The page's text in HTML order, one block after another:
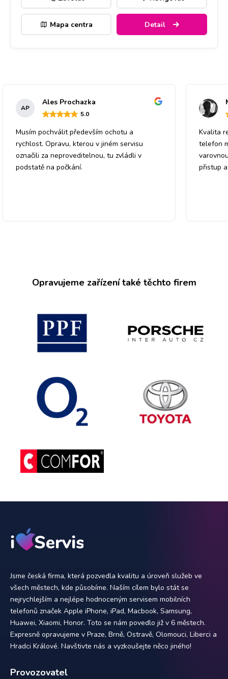
Mapa centra Detail
AP
Ales Prochazka
5.0
Musím pochválit především ochotu a
rychlost. Opravu, kterou v jiném servisu
označili za neproveditelnou, tu zvládli v
podstatě na počkání.
Kvalita
telefon
přistup
Opravujeme zařízení také těchto firem
Jsme česká firma, která pozvedla kvalitu a úroveň služeb ve
všech městech, kde působíme. Naším cílem bylo stát se
nejrychlejším a nejlépe hodnoceným servisem mobilních
telefonů značek Apple iPhone, iPad, Macbook, Samsung,
Huawei, Xiaomi, Honor. Toto se nám povedlo již v 6 městech.
Expresně opravujeme v Praze, Brně, Ostravě, Olomouci, Liberci a
Hradci Králové. Navštivte nás a vyzkoušejte něco jiného!
Provozovatel